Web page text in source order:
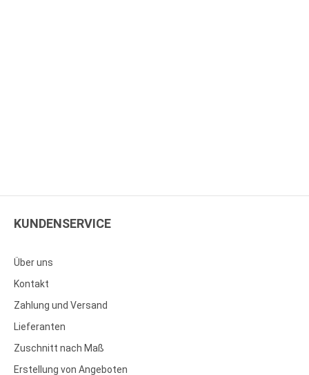
KUNDENSERVICE
Über uns
Kontakt
Zahlung und Versand
Lieferanten
Zuschnitt nach Maß
Erstellung von Angeboten